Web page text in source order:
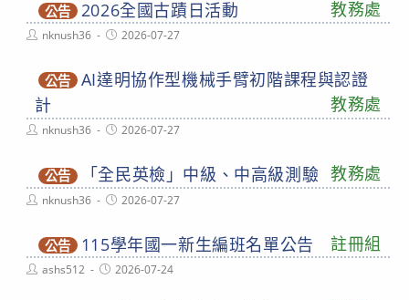
公告 2026全國古蹟日活動 教務處
Postnknush36
Post2026-07-27
公告 AI達明協作型機械手臂初階課程與認證
計
教務處
Postnknush36
Post2026-07-27
公告 「全民英檢」中級、中高級測驗 教務處
Postnknush36
Post2026-07-27
公告 註冊組
115學年國一新生編班名單公告
Postashs512
Post2026-07-24